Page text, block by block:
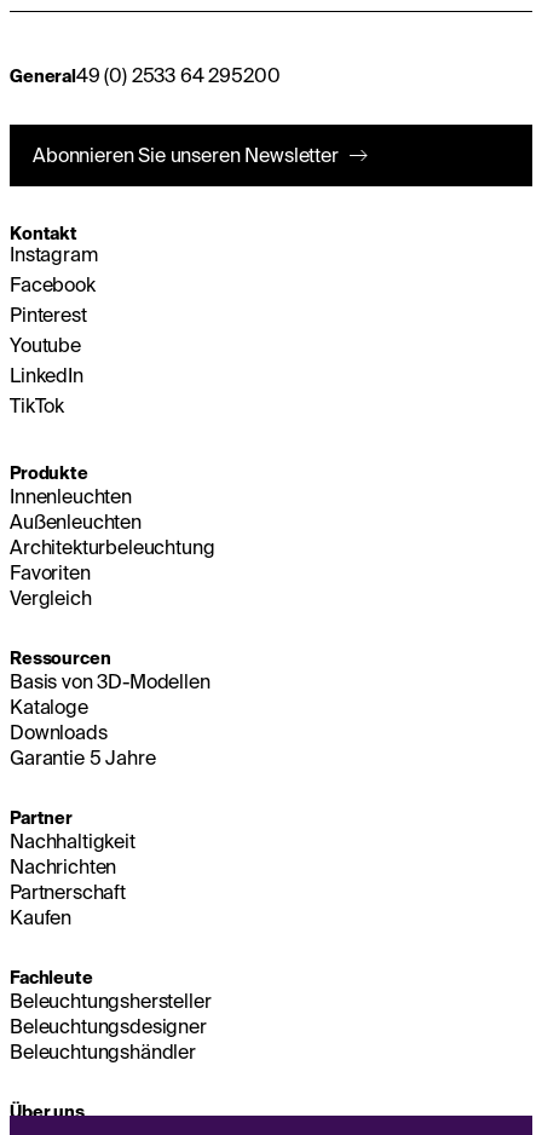
General49 (0) 2533 64 295200
Abonnieren Sie unseren Newsletter
Kontakt
Instagram
Facebook
Pinterest
Youtube
LinkedIn
TikTok
Produkte
Innenleuchten
Außenleuchten
Architekturbeleuchtung
Favoriten
Vergleich
Ressourcen
Basis von 3D-Modellen
Kataloge
Downloads
Garantie 5 Jahre
Partner
Nachhaltigkeit
Nachrichten
Partnerschaft
Kaufen
Fachleute
Beleuchtungshersteller
Beleuchtungsdesigner
Beleuchtungshändler
Über uns